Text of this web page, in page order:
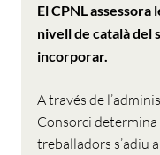
El CPNL
nivell de català del
incorporar.
A través de
Consorci
treballadors s’adiu